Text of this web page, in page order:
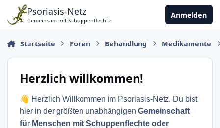
Zu Inhalt springen
Psoriasis-Netz
Gemeinsam mit Schuppenflechte
Anmelden
Startseite Foren Behandlung Medikamente
Herzlich willkommen!
👋 Herzlich Willkommen im Psoriasis-Netz. Du bist
hier in der größten unabhängigen Gemeinschaft
für Menschen mit Schuppenflechte oder